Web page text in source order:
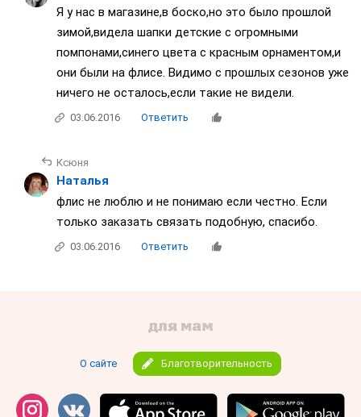
Я у нас в магазине,в боско,но это было прошлой
зимой,видела шапки детские с огромными
помпонами,синего цвета с красным орнаментом,и
они были на флисе. Видимо с прошлых сезонов уже
ничего не осталось,если такие не видели.
03.06.2016 Ответить
Ксюня
Наталья
флис не люблю и не понимаю если честно. Если
только заказать связать подобную, спасибо.
03.06.2016 Ответить
О сайте Благотворительность